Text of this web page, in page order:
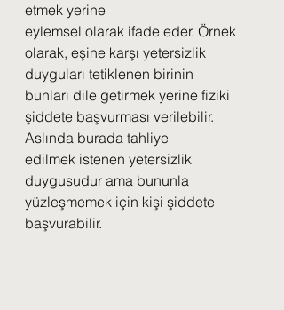
etmek yerine
eylemsel olarak ifade eder. Örnek
olarak, eşine karşı yetersizlik
duyguları tetiklenen birinin
bunları dile getirmek yerine fiziki
şiddete başvurması verilebilir.
Aslında burada tahliye
edilmek istenen yetersizlik
duygusudur ama bununla
yüzleşmemek için kişi şiddete
başvurabilir.